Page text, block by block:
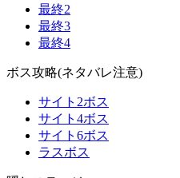
最終2
最終3
最終4
ボス攻略(ネタバレ注意)
サイト2ボス
サイト4ボス
サイト6ボス
ラスボス